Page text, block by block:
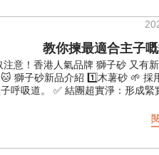
教你揀最適合主子
注意！香港人氣品牌 獅子砂 又
獅子砂新品介紹 1️⃣木薯砂 🌱
呼吸道。 ✅ 結團超實淨：形成
、呼吸道敏感 👉 揀 豆腐砂 或
！） 唔想啲砂帶出嚟、搞到周